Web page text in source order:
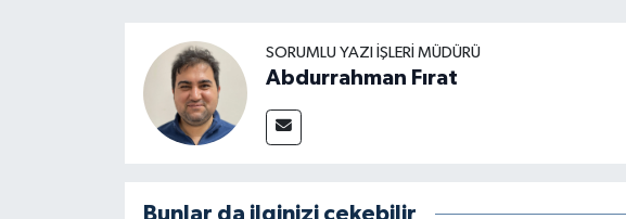
SORUMLU YAZI İŞLERI MÜDÜRÜ
Abdurrahman Fırat
Bunlar da ilginizi çekebilir